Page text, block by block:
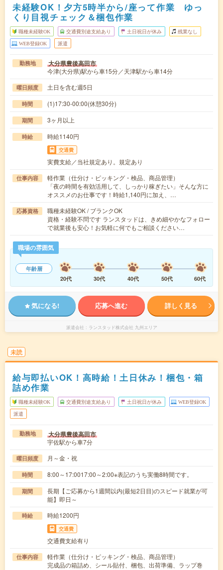
未経験OK！夕方5時半から/座って作業 ゆっ
くり目視チェック＆梱包作業
職種未経験OK 交通費別途支給あり 土日祝日が休み 残業なし
WEB登録OK 派遣
勤務地 大分県豊後高田市
今津(大分県)駅から車15分／天津駅から車14分
曜日頻度 土日を含む週5日
時間 (1)17:30-00:00(休憩30分)
期間 3ヶ月以上
時給 時給1140円
交通費
実費支給／当社規定あり。規定あり
仕事内容
軽作業（仕分け・ピッキング・検品、商品管理）
「夜の時間を有効活用して、しっかり稼ぎたい」そんな方に
オススメのお仕事です！時給1,140円に加え、…
応募資格
職種未経験OK / ブランクOK
資格・経験不問です ランスタッドは、きめ細やかなフォロー
で就業後も安心！お気軽に何でもご相談ください…
職場の雰囲気
年齢層
20代
30代 40代 50代 60代
気になる! 応募へ進む 詳しく見る
派遣会社 ランスタッド株式会社 九州エリア
未読
給与即払いOK！高時給！土日休み！梱包・箱
詰め作業
職種未経験OK 交通費別途支給あり 土日祝日が休み WEB登録OK
派遣
勤務地 大分県豊後高田市
宇佐駅から車7分
曜日頻度 月～金・祝
時間 8:00～17:0017:00～2:00※表記のうち実働8時間です。
期間
長期【ご応募から1週間以内(最短2日目)のスピード就業が可
能】即日～
時給 時給1200円
交通費
交通費支給有り
仕事内容
軽作業（仕分け・ピッキング・検品、商品管理）
完成品の箱詰め、シール貼付、梱包、出荷準備、ラップ巻